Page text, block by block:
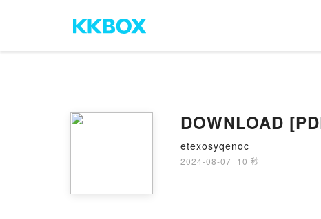
DOWNLOAD
etexosyqenoc
2024-08-07 · 10 秒